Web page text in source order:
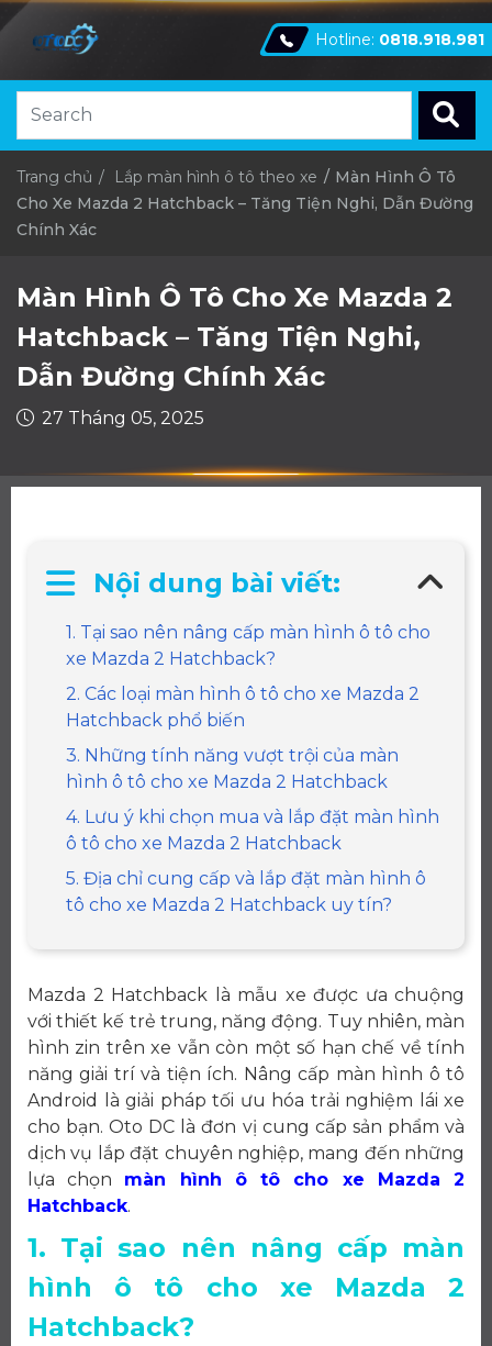
Hotline: 0818.918.981
Trang chủ Lắp màn hình ô tô theo xe
Màn Hình Ô Tô
Cho Xe Mazda 2 Hatchback – Tăng Tiện Nghi, Dẫn Đường
Chính Xác
Màn Hình Ô Tô Cho Xe Mazda 2
Hatchback – Tăng Tiện Nghi,
Dẫn Đường Chính Xác
27 Tháng 05, 2025
Nội dung bài viết:
1. Tại sao nên nâng cấp màn hình ô tô cho
xe Mazda 2 Hatchback?
2. Các loại màn hình ô tô cho xe Mazda 2
Hatchback phổ biến
3. Những tính năng vượt trội của màn
hình ô tô cho xe Mazda 2 Hatchback
4. Lưu ý khi chọn mua và lắp đặt màn hình
ô tô cho xe Mazda 2 Hatchback
5. Địa chỉ cung cấp và lắp đặt màn hình ô
tô cho xe Mazda 2 Hatchback uy tín?
Mazda 2 Hatchback là mẫu xe được ưa chuộng
với thiết kế trẻ trung, năng động. Tuy nhiên, màn
hình zin trên xe vẫn còn một số hạn chế về tính
năng giải trí và tiện ích. Nâng cấp màn hình ô tô
Android là giải pháp tối ưu hóa trải nghiệm lái xe
cho bạn. Oto DC là đơn vị cung cấp sản phẩm và
dịch vụ lắp đặt chuyên nghiệp, mang đến những
lựa chọn màn hình ô tô cho xe Mazda 2
Hatchback.
1. Tại sao nên nâng cấp màn
hình ô tô cho xe Mazda 2
Hatchback?